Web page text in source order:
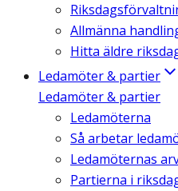
Allmänna
Hitta äldre
Ledamöter & partier
Ledamöter & partier
Ledamöterna
Så arbetar
Ledamöternas
Partierna i